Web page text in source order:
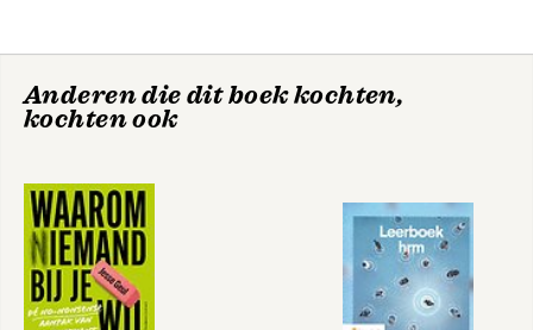
4. Praktische zaken
5. Voorbereidingen
8. Waardevolle gesprekken
9. Samenvatting
10. Boekenlijst
11. Competentielijst
Eerder verschenen
Anderen die dit boek kochten,
kochten ook